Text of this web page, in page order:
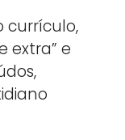
currículo,
extra” e